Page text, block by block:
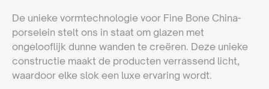
De unieke vormtechnologie voor Fine Bone China-
porselein stelt ons in staat om glazen met
ongelooflijk dunne wanden te creëren. Deze unieke
constructie maakt de producten verrassend licht,
waardoor elke slok een luxe ervaring wordt.